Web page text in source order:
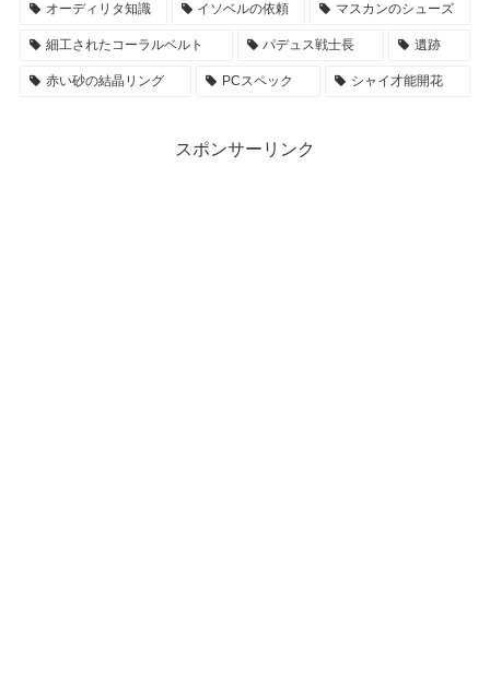
オーディリタ知識 イソベルの依頼 マスカンのシューズ
細工されたコーラルベルト パデュス戦士長 遺跡
赤い砂の結晶リング PCスペック シャイ才能開花
スポンサーリンク